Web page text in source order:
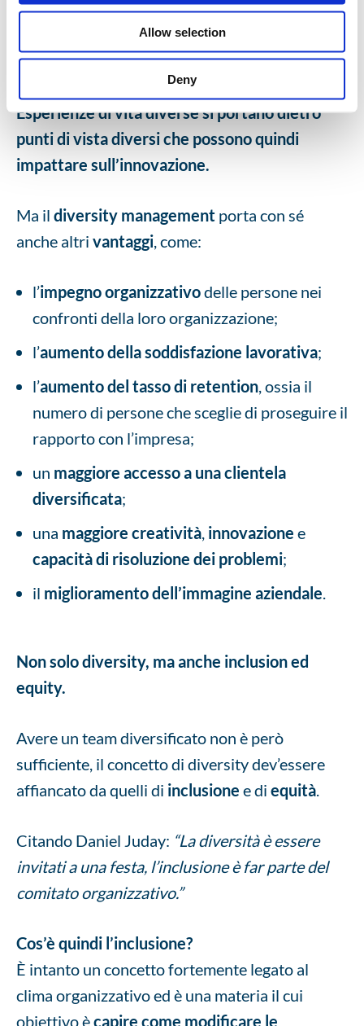
Allow selection
Deny
diverse esigenze dei propri clienti e offrire un
prodotto o un servizio declinati sulle loro
diverse necessità.
Esperienze di vita diverse si portano dietro
punti di vista diversi che possono quindi
impattare sull’innovazione.
Ma il diversity management porta con sé
anche altri vantaggi, come:
l’impegno organizzativodelle persone nei
confronti della loro organizzazione;
l’aumento della soddisfazione lavorativa;
l’aumento del tasso di retention, ossia il
numero di persone che sceglie di proseguire il
rapporto con l’impresa;
un maggiore accesso a una clientela
diversificata;
una maggiore creatività, innovazione e
capacità di risoluzione dei problemi;
il miglioramento dell’immagine aziendale.
Non solo diversity, ma anche inclusion ed
equity.
Avere un team diversificato non è però
sufficiente, il concetto di diversity dev’essere
affiancato da quelli di inclusione e di equità.
Citando Daniel Juday: “La diversità è essere
invitati a una festa, l’inclusione è far parte del
comitato organizzativo.”
Cos’è quindi l’inclusione?
È intanto un concetto fortemente legato al
clima organizzativo ed è una materia il cui
obiettivo ècapire come modificare le